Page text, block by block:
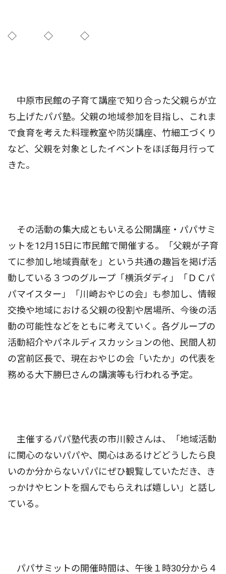
◇ ◇ ◇
中原市民館の子育て講座で知り合った父親らが立
ち上げたパパ塾。父親の地域参加を目指し、これま
で食育を考えた料理教室や防災講座、竹細工づくり
など、父親を対象としたイベントをほぼ毎月行って
きた。
その活動の集大成ともいえる公開講座・パパサミ
ットを12月15日に市民館で開催する。「父親が子育
てに参加し地域貢献を」という共通の趣旨を掲げ活
動している３つのグループ「横浜ダディ」「ＤＣパ
パマイスター」「川崎おやじの会」も参加し、情報
交換や地域における父親の役割や居場所、今後の活
動の可能性などをともに考えていく。各グループの
活動紹介やパネルディスカッションの他、民間人初
の宮前区長で、現在おやじの会「いたか」の代表を
務める大下勝巳さんの講演等も行われる予定。
主催するパパ塾代表の市川毅さんは、「地域活動
に関心のないパパや、関心はあるけどどうしたら良
いのか分からないパパにぜひ観覧していただき、き
っかけやヒントを掴んでもらえれば嬉しい」と話し
ている。
パパサミットの開催時間は、午後１時30分から４